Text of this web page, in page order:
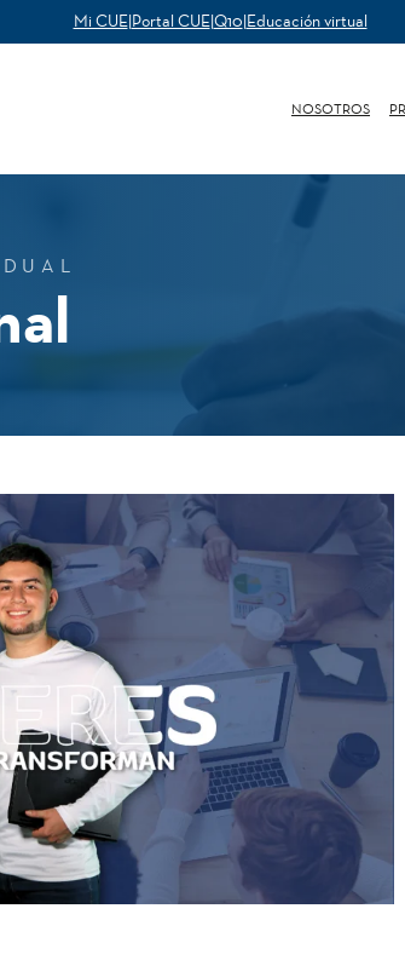
Mi CUE|Portal CUE|Q10|Educación virtual
NOSOTROS